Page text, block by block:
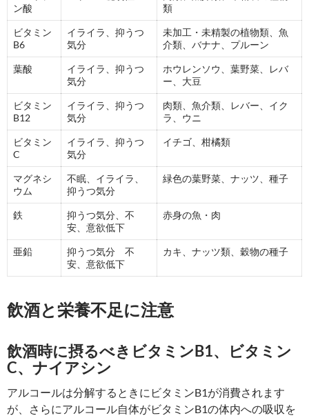
ン酸
類
ビタミン
B6
イライラ、抑うつ
気分
未加工・未精製の植物類、魚
介類、バナナ、プルーン
葉酸
イライラ、抑うつ
気分
ホウレンソウ、葉野菜、レバ
ー、大豆
ビタミン
B12
イライラ、抑うつ
気分
肉類、魚介類、レバー、イク
ラ、ウニ
ビタミン
C
イライラ、抑うつ
気分
イチゴ、柑橘類
マグネシ
ウム
不眠、イライラ、
抑うつ気分
緑色の葉野菜、ナッツ、種子
鉄
抑うつ気分、不
安、意欲低下
赤身の魚・肉
亜鉛
抑うつ気分 不
安、意欲低下
カキ、ナッツ類、穀物の種子
飲酒と栄養不足に注意
飲酒時に摂るべきビタミンB1、ビタミン
C、ナイアシン
アルコールは分解するときにビタミンB1が消費されます
が、さらにアルコール自体がビタミンB1の体内への吸収を